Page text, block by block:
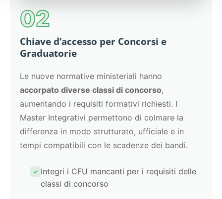
02
Chiave d’accesso per Concorsi e
Graduatorie
Le nuove normative ministeriali hanno
accorpato diverse classi di concorso,
aumentando i requisiti formativi richiesti. I
Master Integrativi permettono di colmare la
differenza in modo strutturato, ufficiale e in
tempi compatibili con le scadenze dei bandi.
Integri i CFU mancanti per i requisiti delle
classi di concorso